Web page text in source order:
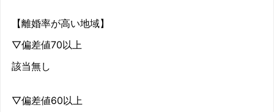
【離婚率が高い地域】
▽偏差値70以上
該当無し
▽偏差値60以上